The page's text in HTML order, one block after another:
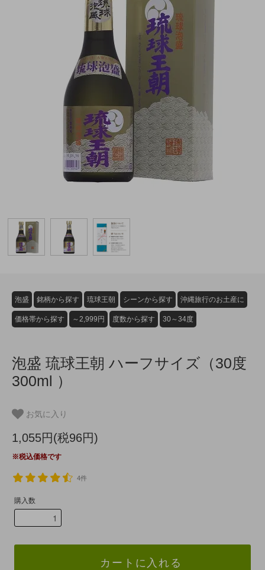
泡盛 銘柄から探す 琉球王朝 シーンから探す 沖縄旅行のお土産に
価格帯から探す ～2,999円 度数から探す 30～34度
泡盛 琉球王朝 ハーフサイズ（30度
300ml ）
お気に入り
1,055円(税96円)
※税込価格です
4件
購入数
カートに入れる